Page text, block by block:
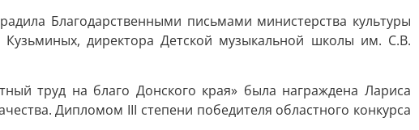
Благодарственными письмами министерства культуры
Кузьминых, директора Детской музыкальной школы им. С.В.
труд на благо Донского края» была награждена Лариса
Дипломом III степени победителя областного конкурса